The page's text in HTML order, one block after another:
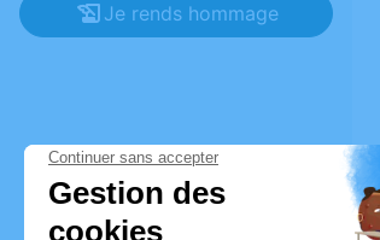
Je rends hommage